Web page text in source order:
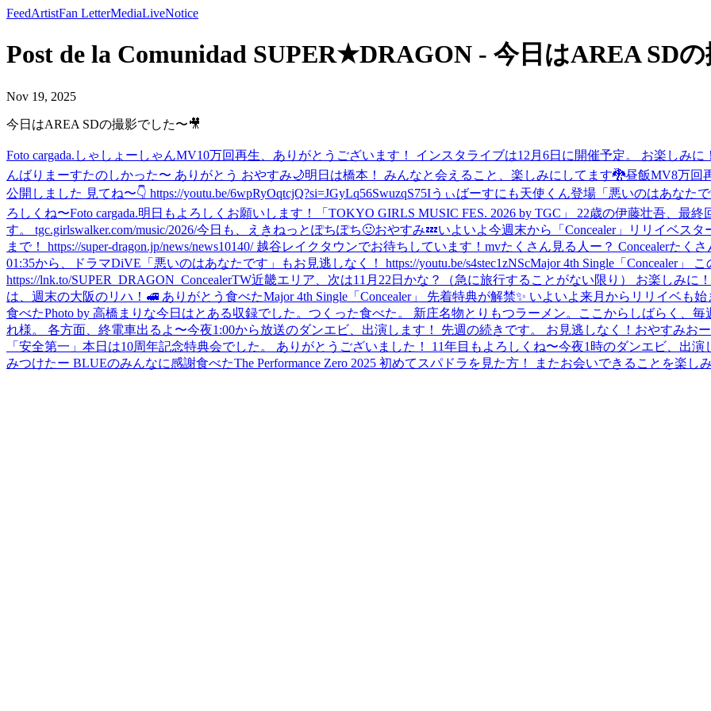
FeedArtistFan LetterMediaLiveNotice
Post de la Comunidad SUPER★DRAGON - 今日はAREA SD
Nov 19, 2025
今日はAREA SDの撮影でした〜🎥
Foto cargada. しゃしょーしゃんMV10万回再生、ありがとうございます！ インスタライブは12月6日に開催予定。 お楽しみに！
んばりまーすたのしかった〜 ありがとう おやすみ🌙明日は橋本！ みんなと会えること、楽しみにしてます🐉昼飯MV8万回
公開しました 見てね〜👇 https://youtu.be/6wpRyOqtcjQ?si=JGyLq56SwuzqS75Iうぃばーすにも天使くん登場 「悪いのはあなた
ろしくね〜Foto cargada.明日もよろしくお願いします！
「TOKYO GIRLS MUSIC FES. 2026 by TGC」 22歳の伊藤壮吾、最
す。 tgc.girlswalker.com/music/2026/今日も、えきねっとぽちぽち🙂おやすみ💤いよいよ今週末から「Concealer」リリイベス
まで！ https://super-dragon.jp/news/news10140/ 越谷レイクタウンでお待ちしています！ mvたくさん見る人ー？ Concealerたくさ
01:35から、ドラマDiVE「悪いのはあなたです」もお見逃しなく！ https://youtu.be/s4stec1zNScMajor 4th Single「Concealer」
https://lnk.to/SUPER_DRAGON_ConcealerTW近畿エリア、次は11月22日かな？（急に旅行することがない限り） お楽しみに！
は、週末の大阪のリハ！ 🚅 ありがとう 食べたMajor 4th Single「Concealer」 先着特典が解禁✨ いよいよ来月からリリイベも始
食べたPhoto by 高橋まりな今日はとある収録でした。 つくった食べた。 新庄名物とりもつラーメン。 ここからしばらく、毎
れ様。 各方面、終電車出るよ〜今夜1:00から放送のダンエビ、出演します！ 先週の続きです。 お見逃しなく！ おやすみおー
「安全第一」 本日は10周年記念特典会でした。 ありがとうございました！ 11年目もよろしくね〜今夜1時のダンエビ、出演
みつけたー BLUEのみんなに感謝食べたThe Performance Zero 2025 初めてスパドラを見た方！ またお会いできることを楽し